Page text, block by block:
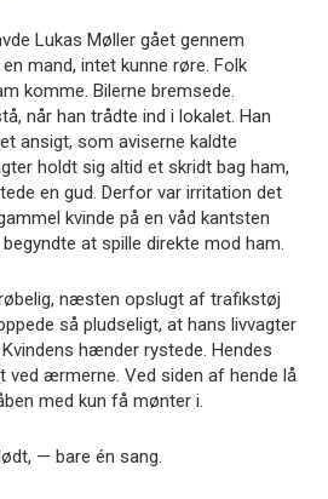
Lukas Møller gået gennem
mand, intet kunne røre. Folk
komme. Bilerne bremsede.
når han trådte ind i lokalet. Han
ansigt, som aviserne kaldte
holdt sig altid et skridt bag ham,
en gud. Derfor var irritation det
kvinde på en våd kantsten
at spille direkte mod ham.
næsten opslugt af trafikstøj
så pludseligt, at hans livvagter
hænder rystede. Hendes
ved ærmerne. Ved siden af hende lå
med kun få mønter i.
— bare én sang.